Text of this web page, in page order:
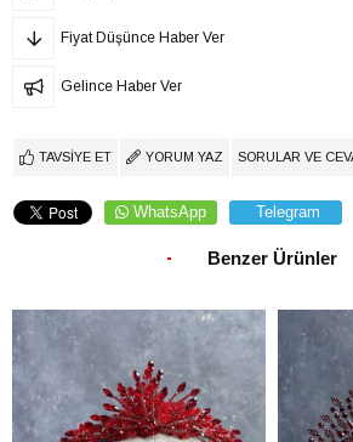
Fiyat Düşünce Haber Ver
Gelince Haber Ver
TAVSIYE ET YORUM YAZ SORULAR VE
WhatsApp Telegram
Benzer Ürünler